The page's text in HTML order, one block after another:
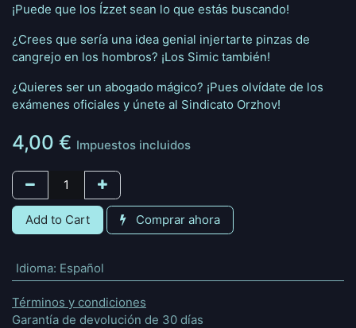
¡Puede que los Ízzet sean lo que estás buscando!
¿Crees que sería una idea genial injertarte pinzas de
cangrejo en los hombros? ¡Los Simic también!
¿Quieres ser un abogado mágico? ¡Pues olvídate de los
exámenes oficiales y únete al Sindicato Orzhov!
4,00 € Impuestos incluidos
Add to Cart Comprar ahora
Idioma: Español
Términos y condiciones
Garantía de devolución de 30 días